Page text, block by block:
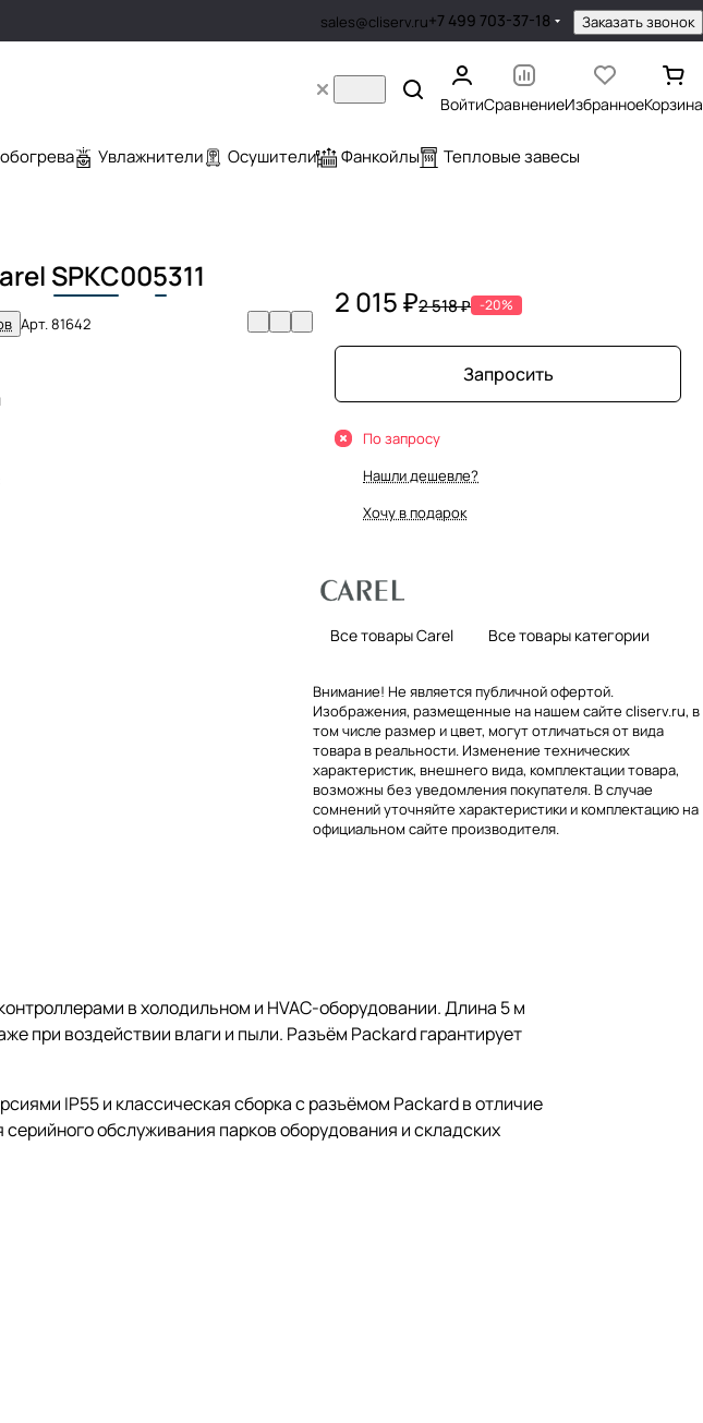
sales@cliserv.ru+7 499 703-37-18 Заказать звонок
ВойтиСравнениеИзбранноеКорзина
Увлажнители Осушители Фанкойлы Тепловые завесы
SPKC005311
Арт.81642
2 015 ₽2 518 ₽ -20%
Запросить
По запросу
Нашли дешевле?
Хочу в подарок
Все товары Carel Все товары категории
Внимание! Не является публичной офертой.
Изображения, размещенные на нашем сайте cliserv.ru, в
том числе размер и цвет, могут отличаться от вида
товара в реальности. Изменение технических
характеристик, внешнего вида, комплектации товара,
возможны без уведомления покупателя. В случае
сомнений уточняйте характеристики и комплектацию на
официальном сайте производителя.
в холодильном и HVAC-оборудовании. Длина 5 м
при воздействии влаги и пыли. Разъём Packard гарантирует
IP55 и классическая сборка с разъёмом Packard в отличие
обслуживания парков оборудования и складских